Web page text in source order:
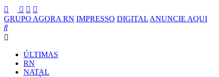
GRUPO AGORA RN IMPRESSO DIGITAL ANUNCIE AQUI
ÚLTIMAS
RN
NATAL